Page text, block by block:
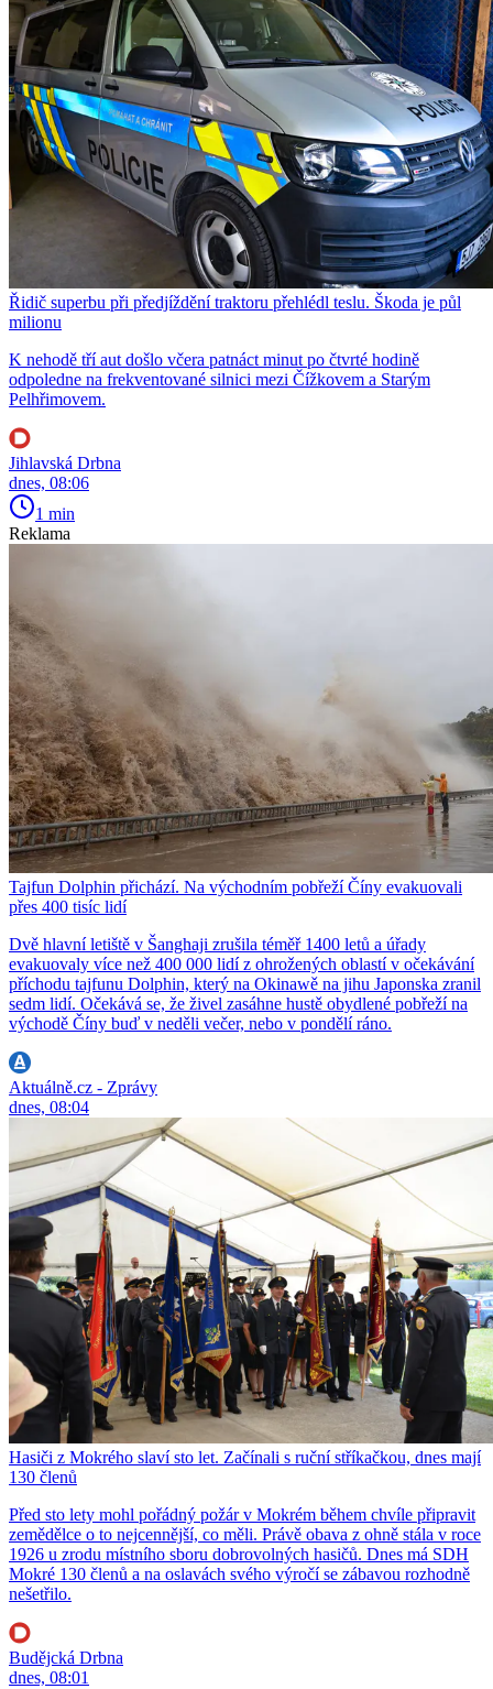
Řidič superbu při předjíždění traktoru přehlédl teslu. Škoda je půl
milionu
K nehodě tří aut došlo včera patnáct minut po čtvrté hodině
odpoledne na frekventované silnici mezi Čížkovem a Starým
Pelhřimovem.
Jihlavská Drbna
dnes, 08:06
1 min
Reklama
Tajfun Dolphin přichází. Na východním pobřeží Číny evakuovali
přes 400 tisíc lidí
Dvě hlavní letiště v Šanghaji zrušila téměř 1400 letů a úřady
evakuovaly více než 400 000 lidí z ohrožených oblastí v očekávání
příchodu tajfunu Dolphin, který na Okinawě na jihu Japonska zranil
sedm lidí. Očekává se, že živel zasáhne hustě obydlené pobřeží na
východě Číny buď v neděli večer, nebo v pondělí ráno.
Aktuálně.cz - Zprávy
dnes, 08:04
Hasiči z Mokrého slaví sto let. Začínali s ruční stříkačkou, dnes mají
130 členů
Před sto lety mohl pořádný požár v Mokrém během chvíle připravit
zemědělce o to nejcennější, co měli. Právě obava z ohně stála v roce
1926 u zrodu místního sboru dobrovolných hasičů. Dnes má SDH
Mokré 130 členů a na oslavách svého výročí se zábavou rozhodně
nešetřilo.
Budějcká Drbna
dnes, 08:01